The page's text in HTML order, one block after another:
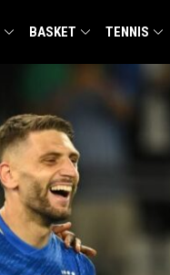
BASKET TENNIS